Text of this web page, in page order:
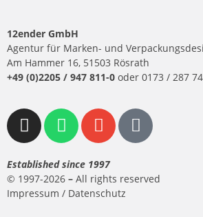
12ender GmbH
Agentur für Marken- und
Am Hammer 16, 51503 Rösrath
+49 (0)2205 / 947 811-0 oder 0173 / 287
Established since 1997
© 1997-2026 – All rights reserved
Impressum / Datenschutz